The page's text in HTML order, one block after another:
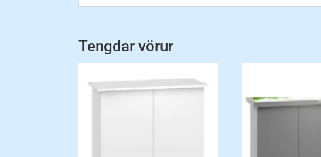
Tengdar vörur